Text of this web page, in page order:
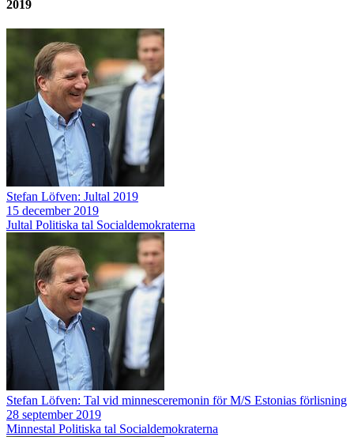
2019
Stefan Löfven: Jultal 2019
15 december 2019
Jultal Politiska tal Socialdemokraterna
Stefan Löfven: Tal vid minnesceremonin för M/S Estonias förlisning
28 september 2019
Minnestal Politiska tal Socialdemokraterna